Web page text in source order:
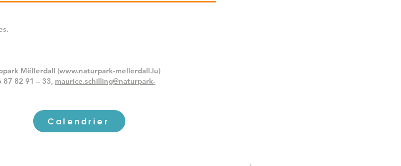
Mëllerdall (www.naturpark-mellerdall.lu)
87 82 91 – 33, maurice.schilling@naturpark-
Calendrier